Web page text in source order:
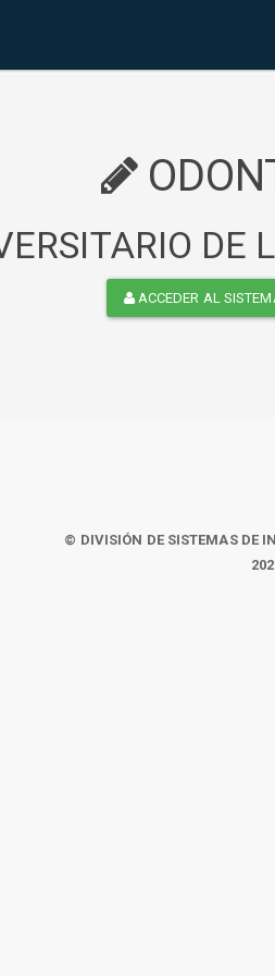
DE
ACCEDER AL
© DIVISIÓN DE SISTEMAS DE